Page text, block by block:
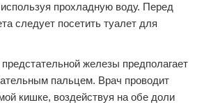
используя прохладную воду. Перед
следует посетить туалет для
железы предполагает
пальцем. Врач проводит
кишке, воздействуя на обе доли